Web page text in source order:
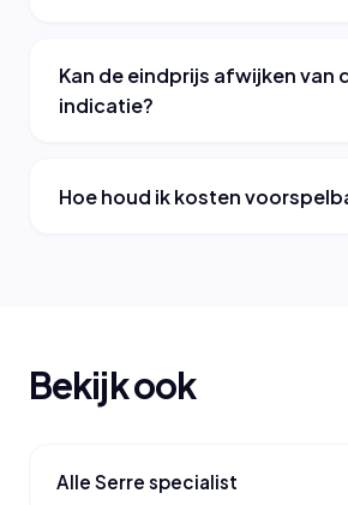
Kan de eindprijs afwijken van
indicatie?
Hoe houd ik kosten
Bekijk ook
Alle Serre specialist